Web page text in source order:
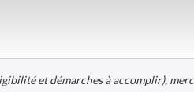
et démarches à accomplir),